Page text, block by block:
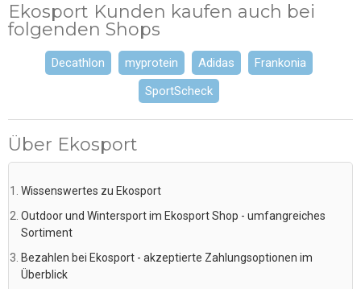
Ekosport Kunden kaufen auch bei
folgenden Shops
Decathlon myprotein Adidas
Frankonia
SportScheck
Über Ekosport
Wissenswertes zu Ekosport
Outdoor und Wintersport im Ekosport Shop - umfangreiches
Sortiment
Bezahlen bei Ekosport - akzeptierte Zahlungsoptionen im
Überblick